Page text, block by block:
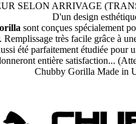
SELON ARRIVAGE
D'un design
sont conçues spécialement
Remplissage très facile grâce à
été parfaitement étudiée pour
entière satisfaction...
Chubby Gorilla Made in